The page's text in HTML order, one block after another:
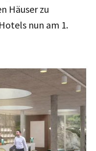
Häuser zu
nun am 1.